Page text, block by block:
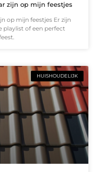
zijn op mijn feestjes
op mijn feestjes Er zijn
playlist of een perfect
HUISHOUDELIJK